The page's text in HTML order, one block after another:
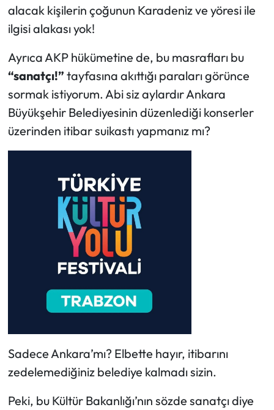
alacak kişilerin çoğunun Karadeniz ve yöresi ile
ilgisi alakası yok!
Ayrıca AKP hükümetine de, bu masrafları bu
“sanatçı!” tayfasına akıttığı paraları görünce
sormak istiyorum. Abi siz aylardır Ankara
Büyükşehir Belediyesinin düzenlediği konserler
üzerinden itibar suikastı yapmanız mı?
Sadece Ankara’mı? Elbette hayır, itibarını
zedelemediğiniz belediye kalmadı sizin.
Peki, bu Kültür Bakanlığı’nın sözde sanatçı diye